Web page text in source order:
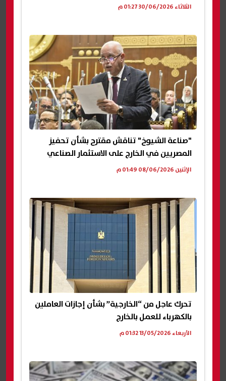
الثلاثاء 30/06/2026 01:27 م
"صناعة الشيوخ" تناقش مقترح بشأن تحفيز
المصريين في الخارج على الاستثمار الصناعي
الإثنين 08/06/2026 01:49 م
تحرك عاجل من “الخارجية” بشأن إجازات العاملين
بالكهرباء للعمل بالخارج
الأربعاء 13/05/2026 01:32 م